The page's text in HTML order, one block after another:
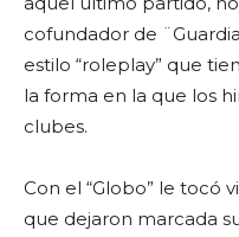
cofundador de
estilo “roleplay” que
la forma en la que los
clubes.
Con el “Globo” le tocó
que dejaron marcada